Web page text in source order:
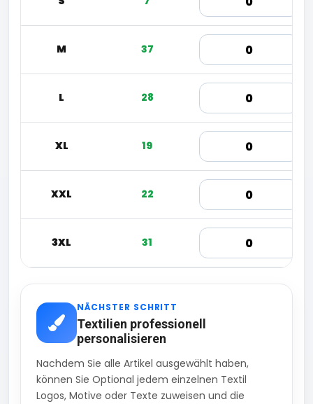
M 37
L 28
XL 19
XXL 22
3XL 31
NÄCHSTER SCHRITT
Textilien professionell
personalisieren
Nachdem Sie alle Artikel ausgewählt haben,
können Sie Optional jedem einzelnen Textil
Logos, Motive oder Texte zuweisen und die